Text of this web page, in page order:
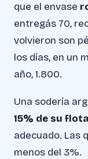
que el envase
entregás 70,
volvieron son
los días, en un
año, 1.800.
Una sodería
15% de su
adecuado. Las
menos del 3%.